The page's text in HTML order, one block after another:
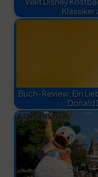
Klassiker
Buch-Review: Ein
Donald